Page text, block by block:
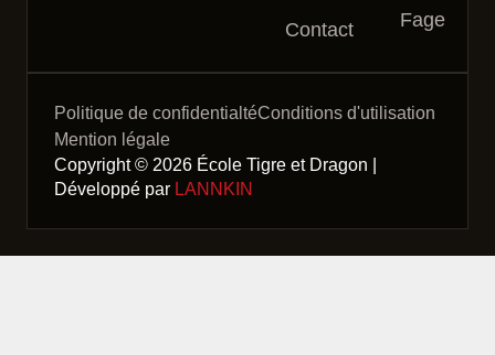
Contact
Fage
Copyright © 2026 École Tigre et Dragon |
Développé par LANNKIN
Politique de confidentialtéConditions d'utilisation
Mention légale